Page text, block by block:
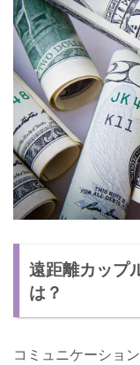
遠距離カップ
は？
コミュニケーショ